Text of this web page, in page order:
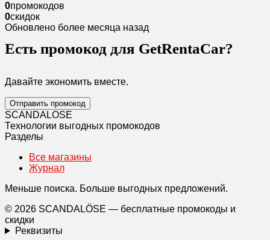
0промокодов
0скидок
Обновлено более месяца назад
Есть промокод для GetRentaCar?
Давайте экономить вместе.
Отправить промокод
SCANDALOSE
Технологии выгодных промокодов
Разделы
Все магазины
Журнал
Меньше поиска. Больше выгодных предложений.
© 2026 SCANDALÖSE — бесплатные промокоды и
скидки
Реквизиты